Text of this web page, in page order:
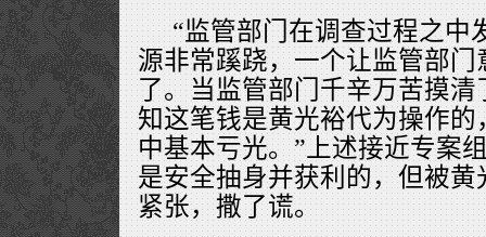
“监管部门在调查过程之中
源非常蹊跷，一个让监管部
了。当监管部门千辛万苦摸
知这笔钱是黄光裕代为操作
中基本亏光。”上述接近专案
是安全抽身并获利的，但被
紧张，撒了谎。